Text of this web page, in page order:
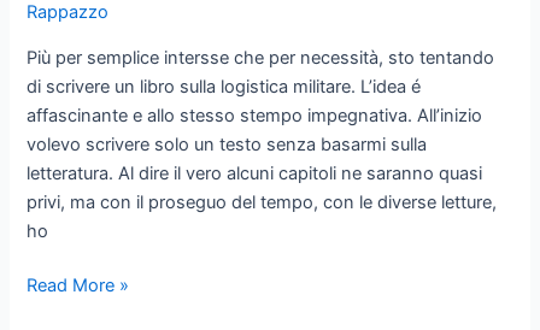
Rappazzo
Più per semplice intersse che per necessità, sto tentando
di scrivere un libro sulla logistica militare. L’idea é
affascinante e allo stesso stempo impegnativa. All’inizio
volevo scrivere solo un testo senza basarmi sulla
letteratura. Al dire il vero alcuni capitoli ne saranno quasi
privi, ma con il proseguo del tempo, con le diverse letture,
ho
Il
Read More »